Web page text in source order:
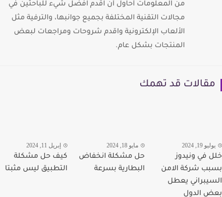
من المعلومات أحاول أن اقدم افضل شيء للباحثين في
مجالات التقنية المختلفة بجميع جوانبها، والترفية مثل
الألعاب الإلكترونية واقدم شروحات ومراجعات لبعض
المنتجات بشكل عام.
قد تهمك
19, 2024
في ونيدوز
شركة الامن
يعطل
الدول
مايو 18, 2024
حل مشكلة انخفاض
البطارية بسرعة
إبريل 11, 2024
كيف حل مشكلة
التطبيق ليس مثبتا